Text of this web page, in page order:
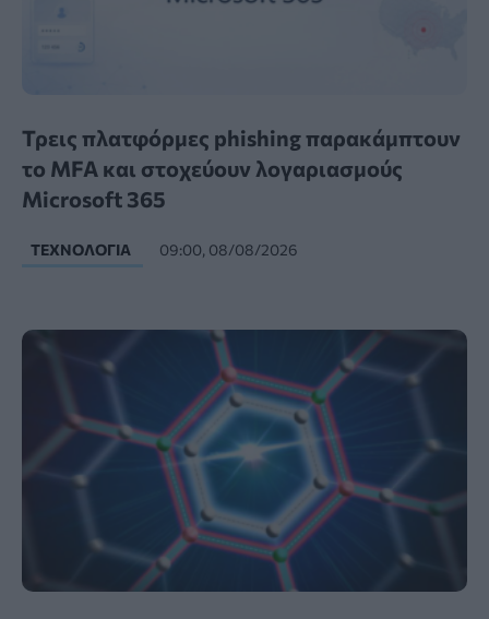
Τρεις πλατφόρμες phishing παρακάμπτουν
το MFA και στοχεύουν λογαριασμούς
Microsoft 365
ΤΕΧΝΟΛΟΓΊΑ 09:00, 08/08/2026